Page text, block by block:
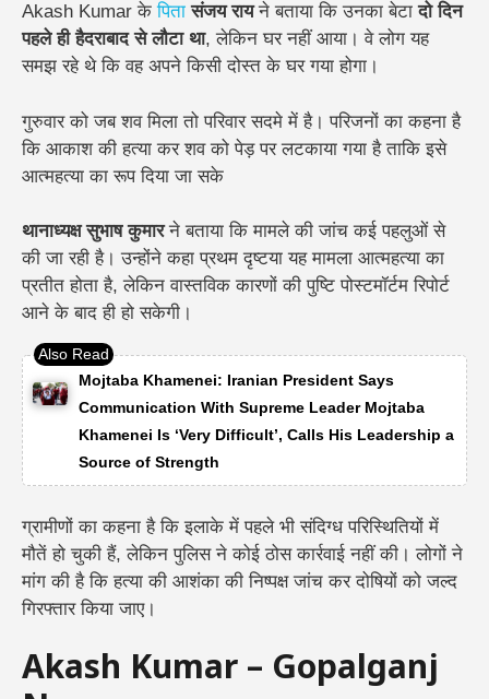
Akash Kumar केपिता संजय रायने बताया कि उनका बेटादो दिन
पहले ही हैदराबाद से लौटा था, लेकिन घर नहीं आया। वे लोग यह
समझ रहे थे कि वह अपने किसी दोस्त के घर गया होगा।
गुरुवार को जब शव मिला तो परिवार सदमे में है। परिजनों का कहना है
कि आकाश की हत्या कर शव को पेड़ पर लटकाया गया है ताकि इसे
आत्महत्या का रूप दिया जा सके
थानाध्यक्ष सुभाष कुमारने बताया कि मामले की जांच कई पहलुओं से
की जा रही है। उन्होंने कहाप्रथम दृष्टया यह मामला आत्महत्या का
प्रतीत होता है, लेकिन वास्तविक कारणों की पुष्टिपोस्टमॉर्टम रिपोर्ट
आने के बाद ही हो सकेगी।
Mojtaba Khamenei: Iranian President Says
Communication With Supreme Leader Mojtaba
Khamenei Is ‘Very Difficult’, Calls His Leadership a
Source of Strength
ग्रामीणों का कहना है कि इलाके में पहले भी संदिग्ध परिस्थितियों में
मौतें हो चुकी हैं, लेकिन पुलिस ने कोई ठोस कार्रवाई नहीं की।लोगों ने
मांग की है किहत्या की आशंका की निष्पक्ष जांच कर दोषियों को जल्द
गिरफ्तार किया जाए।
Akash Kumar – Gopalganj